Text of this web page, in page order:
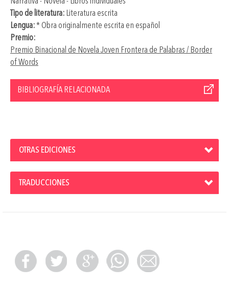
Tipo de literatura: Literatura escrita
Lengua:* Obra originalmente escrita en español
Premio:
Premio Binacional de Novela Joven Frontera de Palabras / Border
of Words
BIBLIOGRAFÍA RELACIONADA
OTRAS EDICIONES
TRADUCCIONES